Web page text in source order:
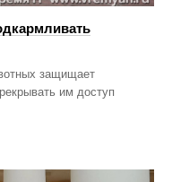
защищает
им доступ